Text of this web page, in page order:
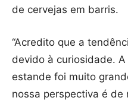
de cervejas em barris.
“Acredito que a
devido à curiosidade.
estande foi muito
nossa perspectiva é de